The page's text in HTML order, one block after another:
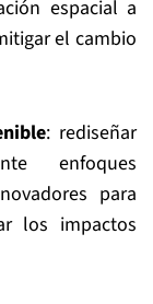
espacial a
el cambio
: rediseñar
enfoques
para
los impactos